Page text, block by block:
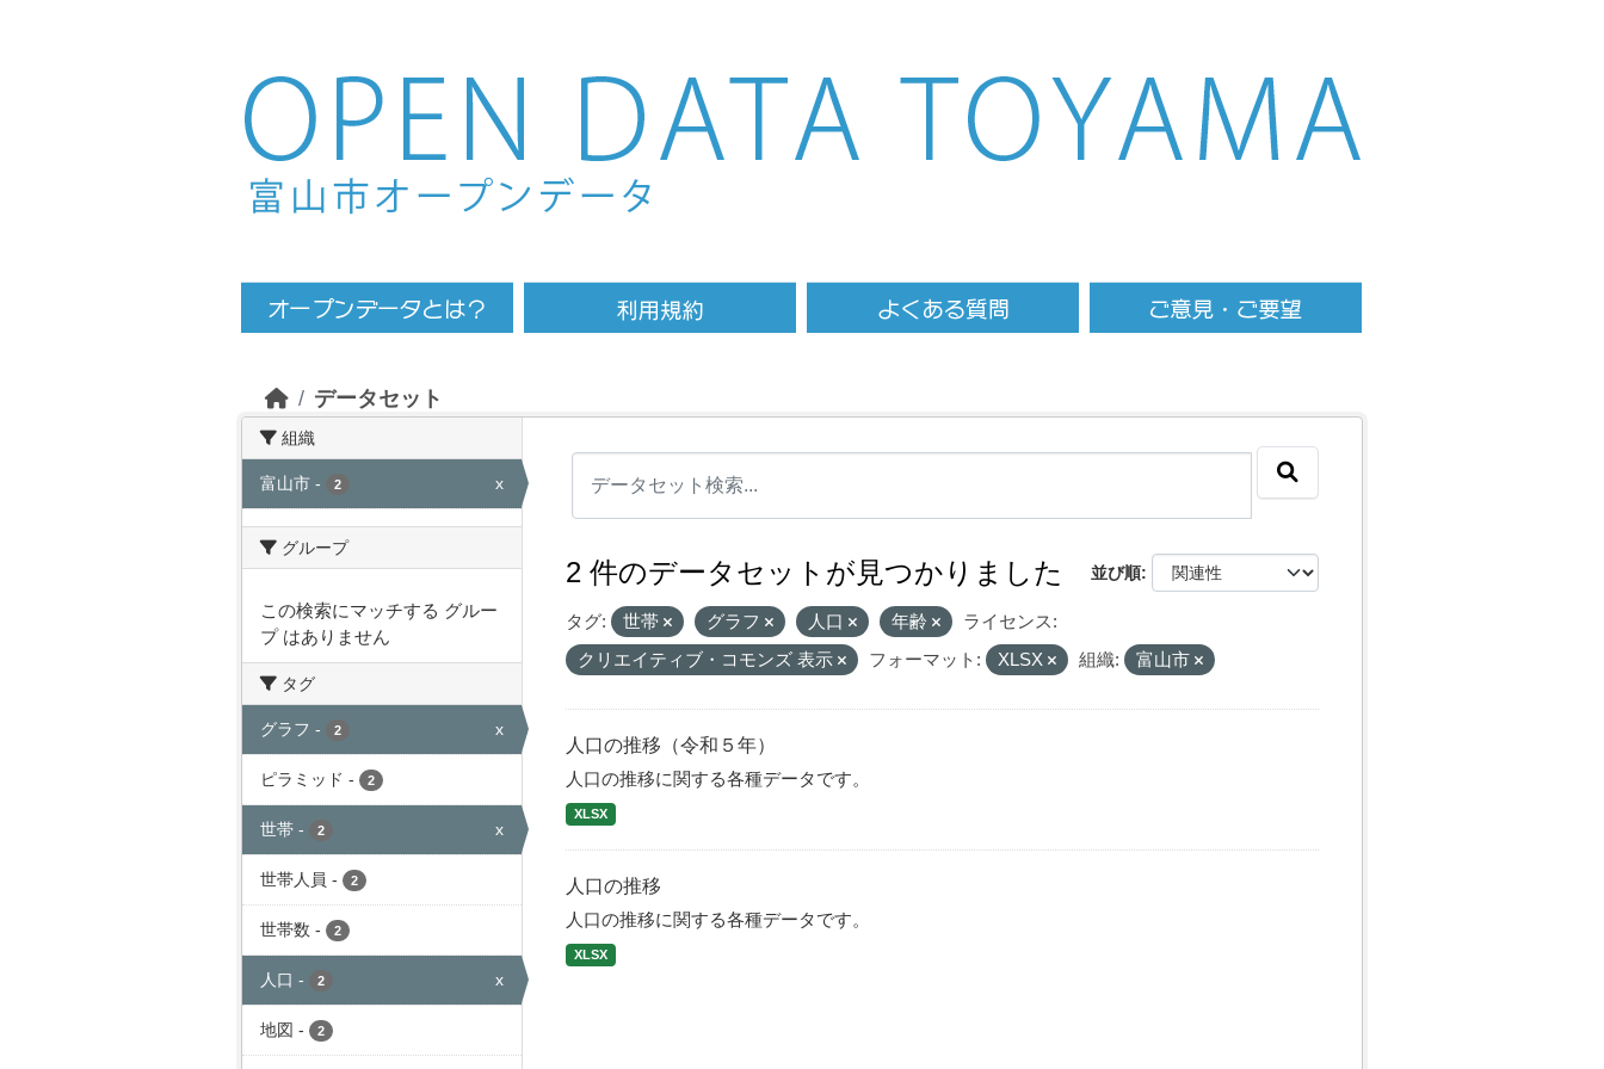
Skip to main content
データセット
組織
富山市 - 2 x
グループ
この検索にマッチする グルー
プ はありません
タグ
グラフ - 2 x
ピラミッド - 2
世帯 - 2 x
世帯人員 - 2
世帯数 - 2
人口 - 2 x
地図 - 2
並び順
2 件のデータセットが見つかりました
タグ: 世帯 グラフ 人口 年齢
ライセンス:
クリエイティブ・コモンズ 表示
フォーマット: XLSX 組織: 富山市
人口の推移（令和５年）
人口の推移に関する各種データです。
XLSX
人口の推移
人口の推移に関する各種データです。
XLSX